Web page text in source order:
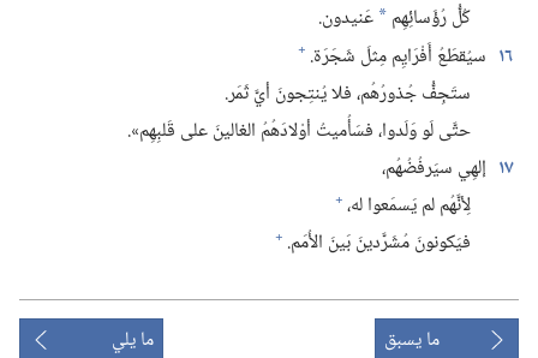
كُلُّ رُؤَسائِهِم * عَنيدون.‏
١٦ سيُقطَعُ أَفْرَايِم مِثلَ شَجَرَة.‏ +
ستَجِفُّ جُذورُهُم،‏ فلا يُنتِجونَ أيَّ ثَمَر.‏
حتَّى لَو وَلَدوا،‏ فسَأُميتُ أوْلادَهُمُ الغالينَ على قَلبِهِم».‏
١٧ إلهِي سيَرفُضُهُم،‏
لِأنَّهُم لم يَسمَعوا له،‏ +
فيَكونونَ مُشَرَّدينَ بَينَ الأُمَم.‏ +
ما يسبق ما يلي